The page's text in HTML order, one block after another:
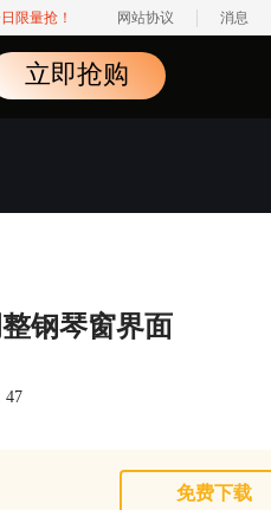
限量抢！ 网站协议 消息
立即抢购
钢琴窗界面
47
免费下载